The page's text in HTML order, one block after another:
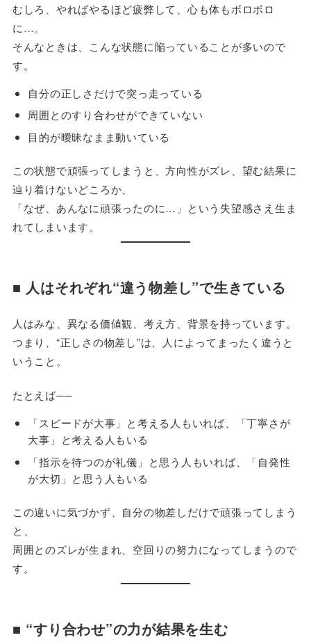
むしろ、やればやるほど疲弊して、心も体もボロボロ
に…。
そんなときは、こんな状態に陥っていることが多いので
す。
自分の正しさだけで突っ走っている
周囲とのすり合わせができていない
目的が曖昧なまま動いている
この状態で頑張ってしまうと、方向性がズレ、望む結果に
辿り着けないどころか、
「なぜ、あんなに頑張ったのに…」という失望感さえ生ま
れてしまいます。
■ 人はそれぞれ“違う物差し”で生きている
人はみな、異なる価値観、考え方、背景を持っています。
つまり、“正しさの物差し”は、人によってまったく違うと
いうこと。
たとえば──
「スピードが大事」と考える人もいれば、「丁寧さが
大事」と考える人もいる
「指示を待つのが礼儀」と思う人もいれば、「自発性
が大切」と思う人もいる
この違いに気づかず、自分の物差しだけで頑張ってしまう
と、
周囲とのズレが生まれ、空回りの努力になってしまうので
す。
■ “すり合わせ”の力が結果を生む